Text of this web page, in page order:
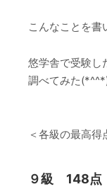
こんなことを書
悠学舎で受験し
調べてみた
＜各級の最高得
９級 148